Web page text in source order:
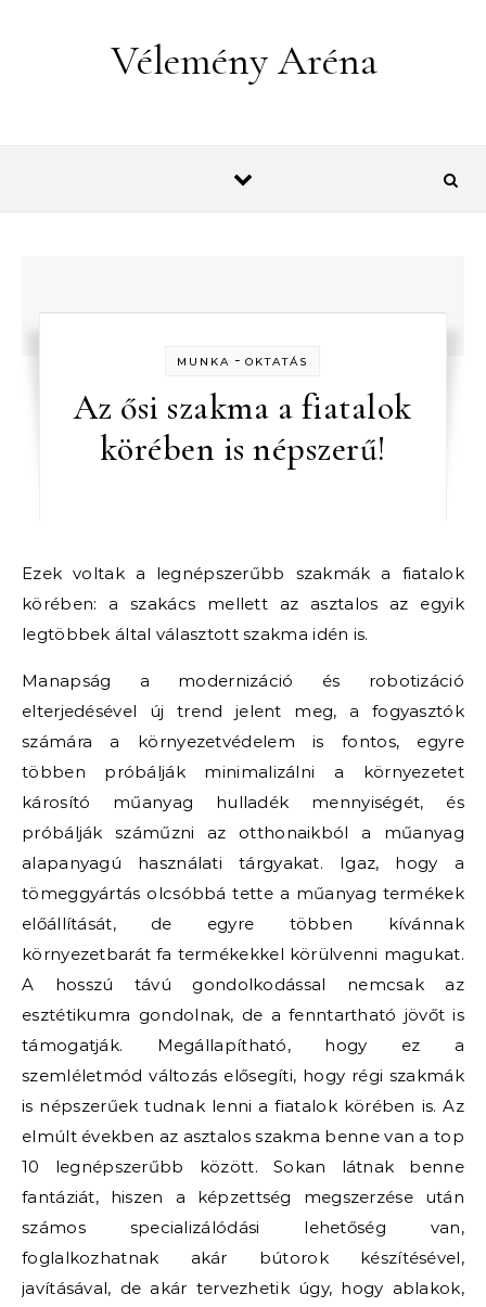
Vélemény Aréna
MUNKA -OKTATÁS
Az ősi szakma a fiatalok
körében is népszerű!
Ezek voltak a legnépszerűbb szakmák a fiatalok
körében: a szakács mellett az asztalos az egyik
legtöbbek által választott szakma idén is.
Manapság a modernizáció és robotizáció
elterjedésével új trend jelent meg, a fogyasztók
számára a környezetvédelem is fontos, egyre
többen próbálják minimalizálni a környezetet
károsító műanyag hulladék mennyiségét, és
próbálják száműzni az otthonaikból a műanyag
alapanyagú használati tárgyakat. Igaz, hogy a
tömeggyártás olcsóbbá tette a műanyag termékek
előállítását, de egyre többen kívánnak
környezetbarát fa termékekkel körülvenni magukat.
A hosszú távú gondolkodással nemcsak az
esztétikumra gondolnak, de a fenntartható jövőt is
támogatják. Megállapítható, hogy ez a
szemléletmód változás elősegíti, hogy régi szakmák
is népszerűek tudnak lenni a fiatalok körében is. Az
elmúlt években az asztalos szakma benne van a top
10 legnépszerűbb között. Sokan látnak benne
fantáziát, hiszen a képzettség megszerzése után
számos specializálódási lehetőség van,
foglalkozhatnak akár bútorok készítésével,
javításával, de akár tervezhetik úgy, hogy ablakok,